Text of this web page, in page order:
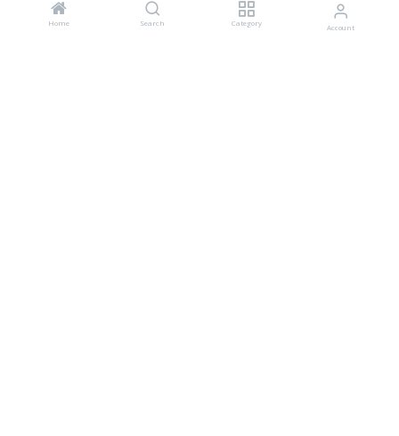
Home Search Category Account
BTW BE 0456.631.656